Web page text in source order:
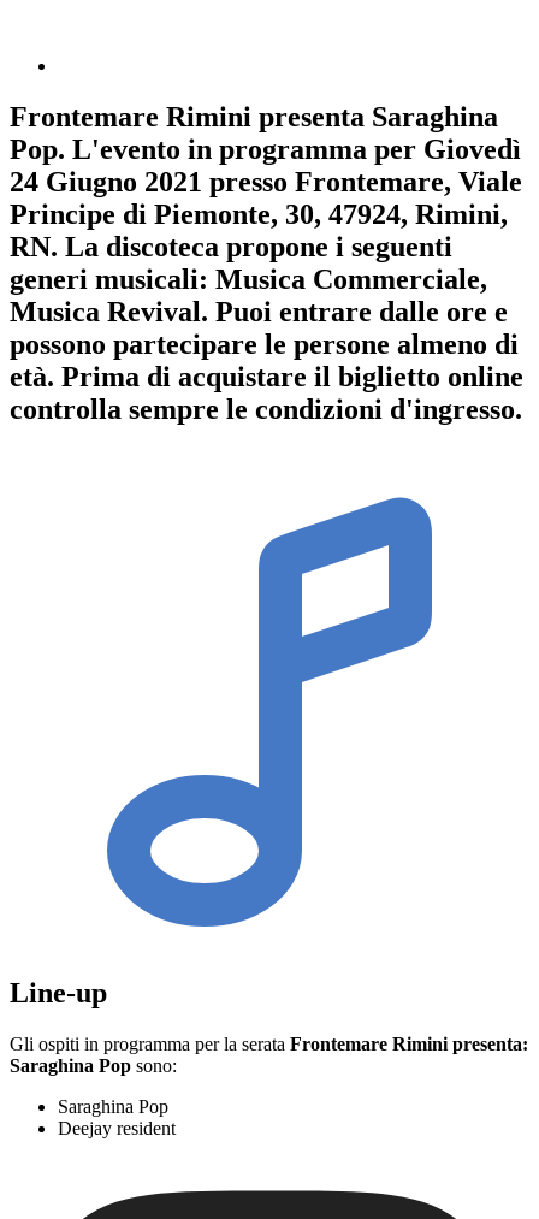
Frontemare Rimini presenta Saraghina
Pop. L'evento in programma per Giovedì
24 Giugno 2021 presso Frontemare, Viale
Principe di Piemonte, 30, 47924, Rimini,
RN. La discoteca propone i seguenti
generi musicali: Musica Commerciale,
Musica Revival. Puoi entrare dalle ore e
possono partecipare le persone almeno di
età. Prima di acquistare il biglietto online
controlla sempre le condizioni d'ingresso.
Line-up
Gli ospiti in programma per la serata Frontemare Rimini presenta:
Saraghina Pop sono:
Saraghina Pop
Deejay resident